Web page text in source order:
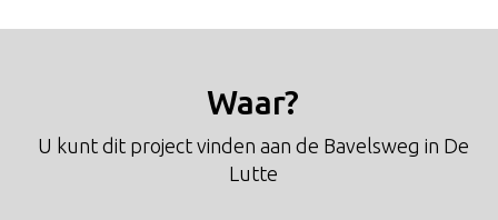
Waar?
U kunt dit project vinden aan de Bavelsweg in De
Lutte